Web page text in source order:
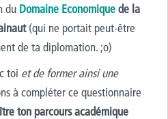
du Domaine Economiquede la
(qui ne portait peut-être
de ta diplomation. ;o)
toi et de former ainsi une
à compléter ce questionnaire
ton parcours académique